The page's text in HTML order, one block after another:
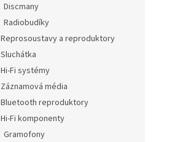
Discmany
Radiobudíky
Reprosoustavy a reproduktory
Sluchátka
Hi-Fi systémy
Záznamová média
Bluetooth reproduktory
Hi-Fi komponenty
Gramofony